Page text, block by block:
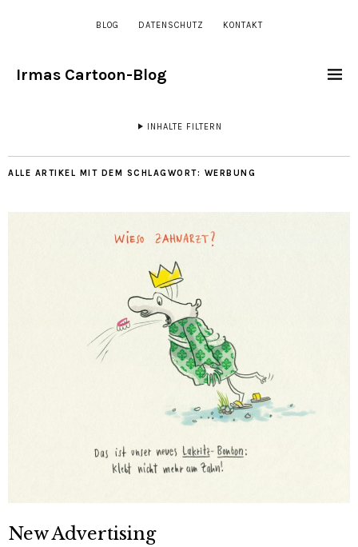
BLOG DATENSCHUTZ KONTAKT
Irmas Cartoon-Blog
INHALTE FILTERN
ALLE ARTIKEL MIT DEM SCHLAGWORT: WERBUNG
New Advertising